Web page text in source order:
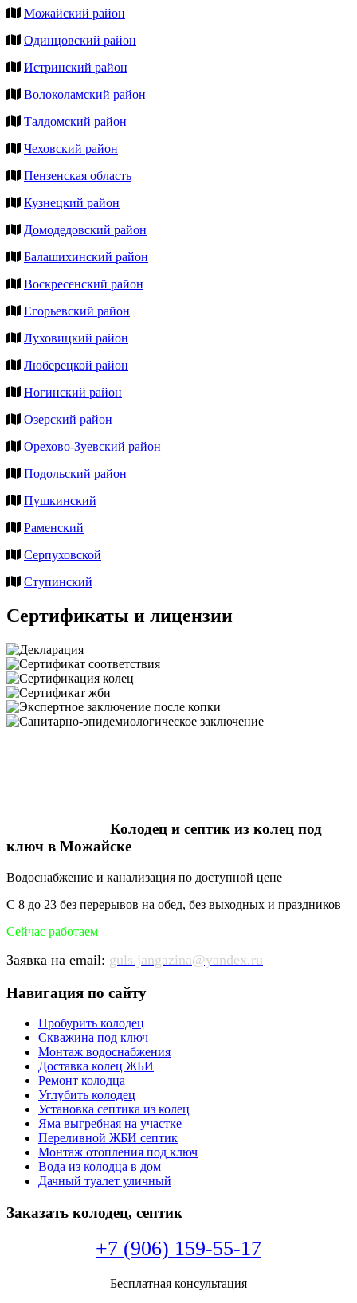
Можайский район
Одинцовский район
Истринский район
Волоколамский район
Талдомский район
Чеховский район
Пензенская область
Кузнецкий район
Домодедовский район
Балашихинский район
Воскресенский район
Егорьевский район
Луховицкий район
Люберецкой район
Ногинский район
Озерский район
Орехово-Зуевский район
Подольский район
Пушкинский
Раменский
Серпуховской
Ступинский
Сертификаты и лицензии
Колодец и септик из колец под
ключ в Можайске
Водоснабжение и канализация по доступной цене
С 8 до 23 без перерывов на обед, без выходных и праздников
Сейчас работаем
Заявка на email: guls.jangazina@yandex.ru
Навигация по сайту
Пробурить колодец
Скважина под ключ
Монтаж водоснабжения
Доставка колец ЖБИ
Ремонт колодца
Углубить колодец
Установка септика из колец
Яма выгребная на участке
Переливной ЖБИ септик
Монтаж отопления под ключ
Вода из колодца в дом
Дачный туалет уличный
Заказать колодец, септик
+7 (906) 159-55-17
Бесплатная консультация